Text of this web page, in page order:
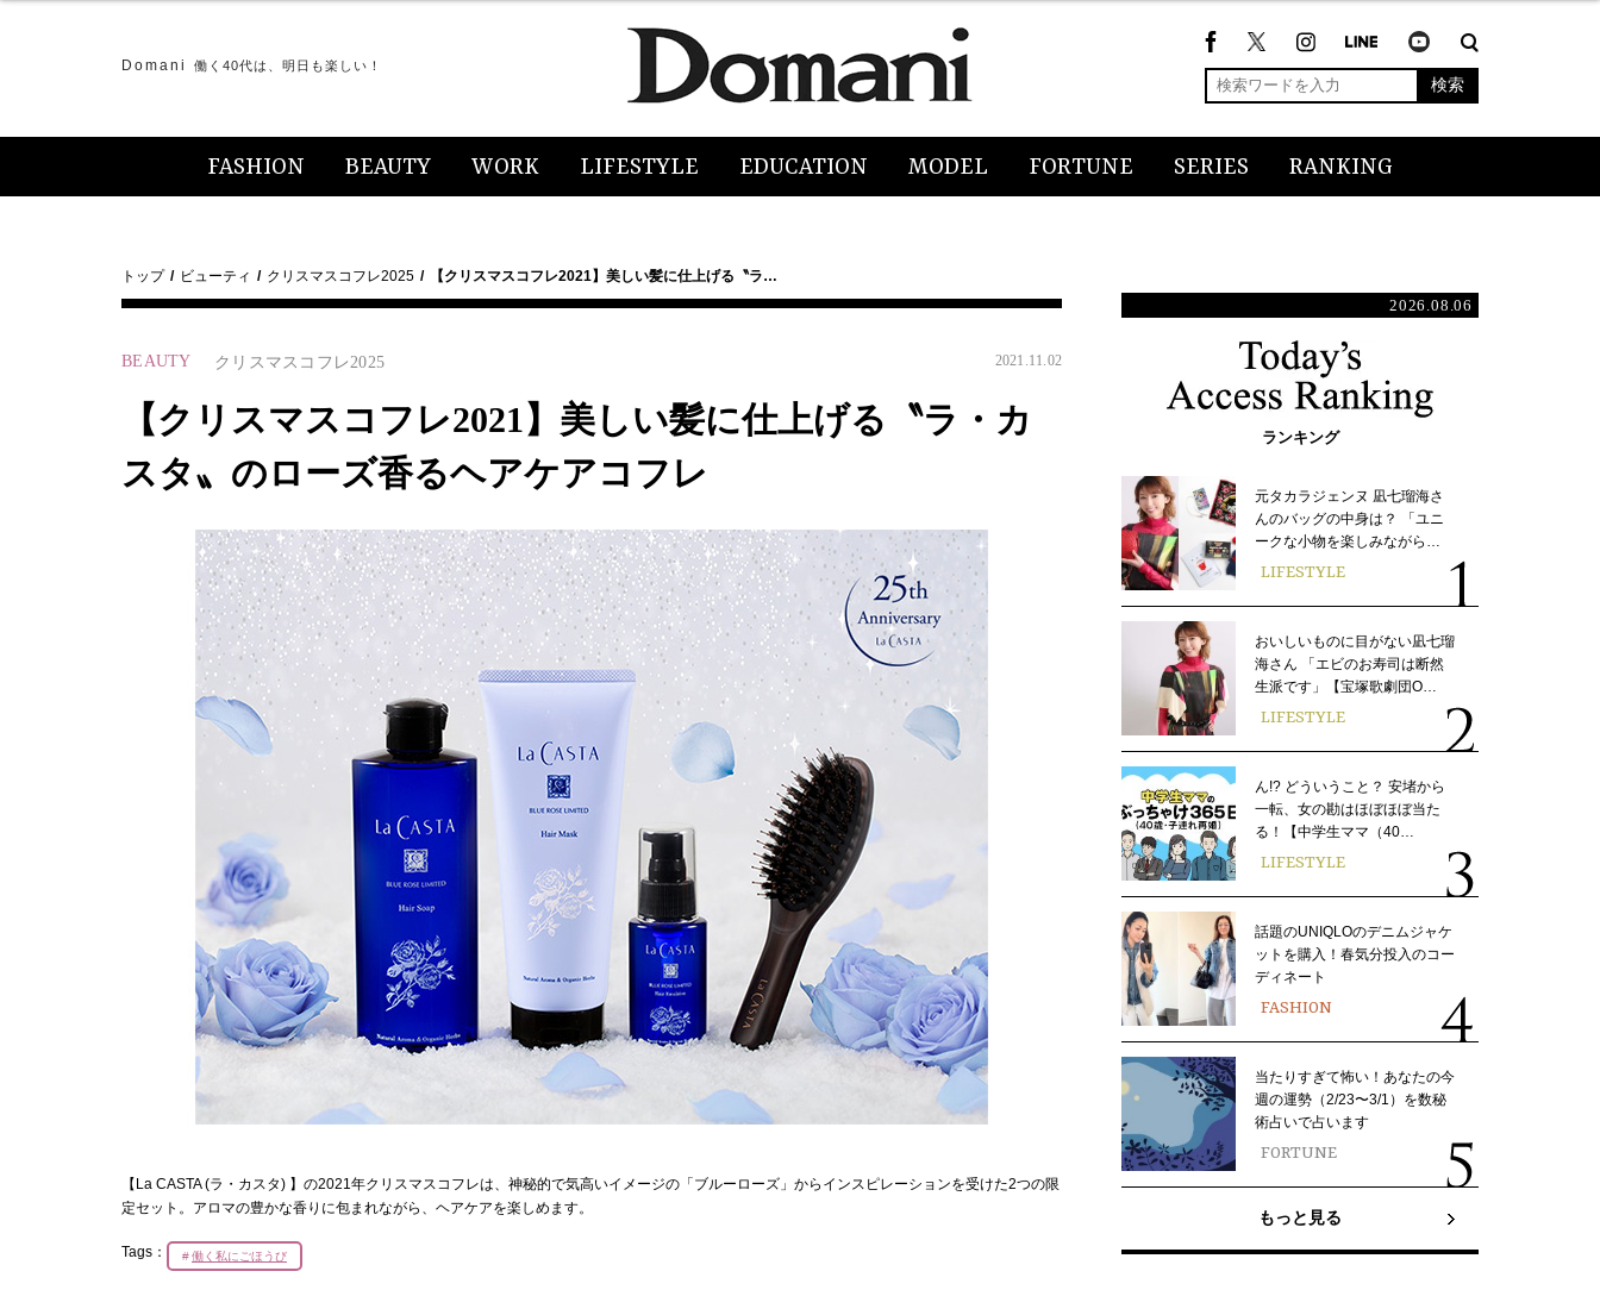
Domani 働く40代は、明日も楽しい！
検索
FASHION BEAUTY WORK LIFESTYLE EDUCATION MODEL FORTUNE SERIES RANKING
トップ ビューティ クリスマスコフレ2025 【クリスマスコフレ2021】美しい髪に仕上げる〝ラ…
BEAUTY クリスマスコフレ2025 2021.11.02
【クリスマスコフレ2021】美しい髪に仕上げる〝ラ・カ
スタ〟のローズ香るヘアケアコフレ
【La CASTA (ラ・カスタ) 】の2021年クリスマスコフレは、神秘的で気高いイメージの「ブルーローズ」からインスピレーションを受けた2つの限
定セット。アロマの豊かな香りに包まれながら、ヘアケアを楽しめます。
Tags： 働く私にごほうび
2026.08.06
ランキング
元タカラジェンヌ 凪七瑠海さ
んのバッグの中身は？ 「ユニ
ークな小物を楽しみながら…
LIFESTYLE
おいしいものに目がない凪七瑠
海さん 「エビのお寿司は断然
生派です」【宝塚歌劇団O…
LIFESTYLE
ん!? どういうこと？ 安堵から
一転、女の勘はほぼほぼ当た
る！【中学生ママ（40…
LIFESTYLE
話題のUNIQLOのデニムジャケ
ットを購入！春気分投入のコー
ディネート
FASHION
当たりすぎて怖い！あなたの今
週の運勢（2/23〜3/1）を数秘
術占いで占います
FORTUNE
もっと見る